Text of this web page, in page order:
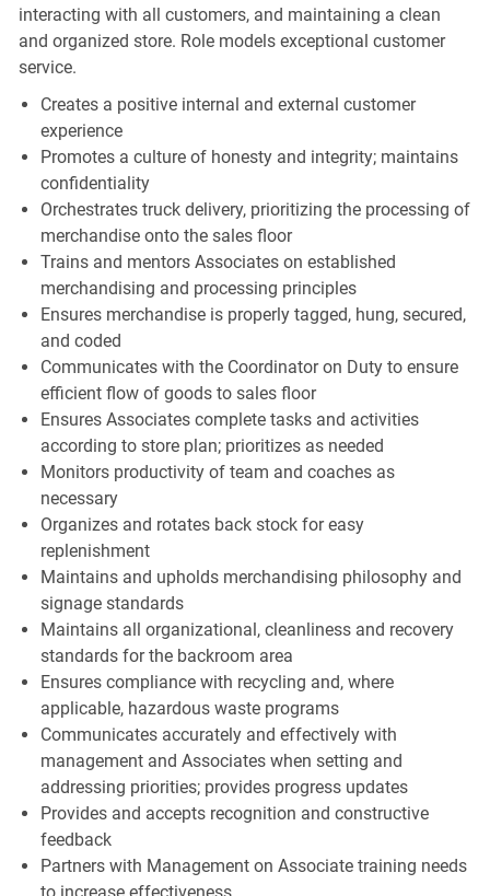
interacting with all customers, and maintaining a clean
and organized store. Role models exceptional customer
service.
Creates a positive internal and external customer
experience
Promotes a culture of honesty and integrity; maintains
confidentiality
Orchestrates truck delivery, prioritizing the processing of
merchandise onto the sales floor
Trains and mentors Associates on established
merchandising and processing principles
Ensures merchandise is properly tagged, hung, secured,
and coded
Communicates with the Coordinator on Duty to ensure
efficient flow of goods to sales floor
Ensures Associates complete tasks and activities
according to store plan; prioritizes as needed
Monitors productivity of team and coaches as
necessary
Organizes and rotates back stock for easy
replenishment
Maintains and upholds merchandising philosophy and
signage standards
Maintains all organizational, cleanliness and recovery
standards for the backroom area
Ensures compliance with recycling and, where
applicable, hazardous waste programs
Communicates accurately and effectively with
management and Associates when setting and
addressing priorities; provides progress updates
Provides and accepts recognition and constructive
feedback
Partners with Management on Associate training needs
to increase effectiveness